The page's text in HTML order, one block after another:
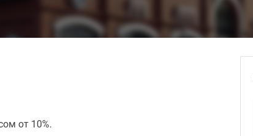
от 10%.